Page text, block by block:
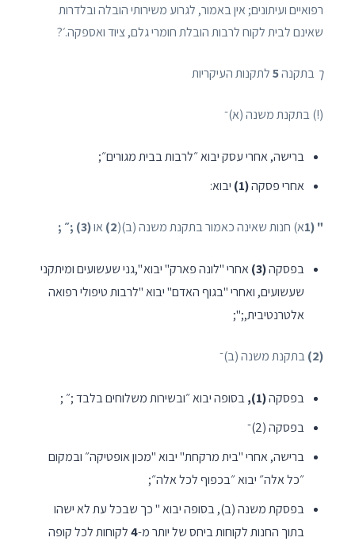
רפואיים ועיתונים; אין באמור, לגרוע משירותי הובלה ובלדרות
שאינם לבית לקוח לרבות הובלת חומרי גלם, ציוד ואספקה.׳?
ך בתקנה5לתקנות העיקריות­
(!) בתקנת משנה (א)־
ברישה, אחרי עסק יבוא ״לרבות בבית מגורים״;
אחרי פסקה(1) יבוא:
" (1 א) חנות שאינה כאמור בתקנת משנה (ב)(2) או(3) ;״ ;
בפסקה(3)
אחרי "לונה פארק" יבוא ",גני שעשועים ומיתקני
שעשועים, ואחרי "בגוף האדם" יבוא "לרבות טיפולי רפואה
אלטרנטיבית,;";
(2) בתקנת משנה (ב)־
בפסקה(1),
בסופה יבוא ״ובשירות משלוחים בלבד ;״ ;
בפסקה (2)־
ברישה, אחרי "בית מרקחת" יבוא "מכון אופטיקה״ ובמקום
״כל אלה״ יבוא ״בכפוף לכל אלה״;
בפסקת משנה (ב), בסופה יבוא " כך שבכל עת לא ישהו
בתוך החנות לקוחות ביחס של יותר מ-4לקוחות לכל קופה